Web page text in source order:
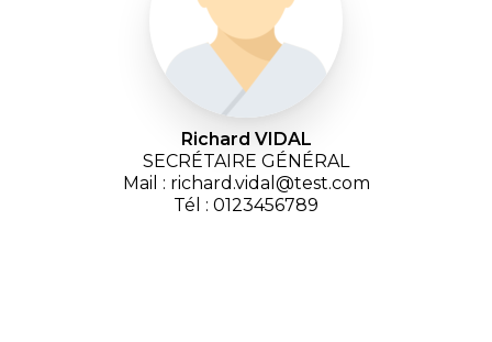
Richard VIDAL
SECRÉTAIRE GÉNÉRAL
Mail : richard.vidal@test.com
Tél : 0123456789